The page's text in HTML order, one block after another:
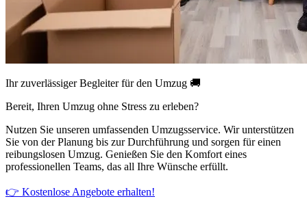
Ihr zuverlässiger Begleiter für den Umzug 🚚
Bereit, Ihren Umzug ohne Stress zu erleben?
Nutzen Sie unseren umfassenden Umzugsservice. Wir unterstützen
Sie von der Planung bis zur Durchführung und sorgen für einen
reibungslosen Umzug. Genießen Sie den Komfort eines
professionellen Teams, das all Ihre Wünsche erfüllt.
👉 Kostenlose Angebote erhalten!